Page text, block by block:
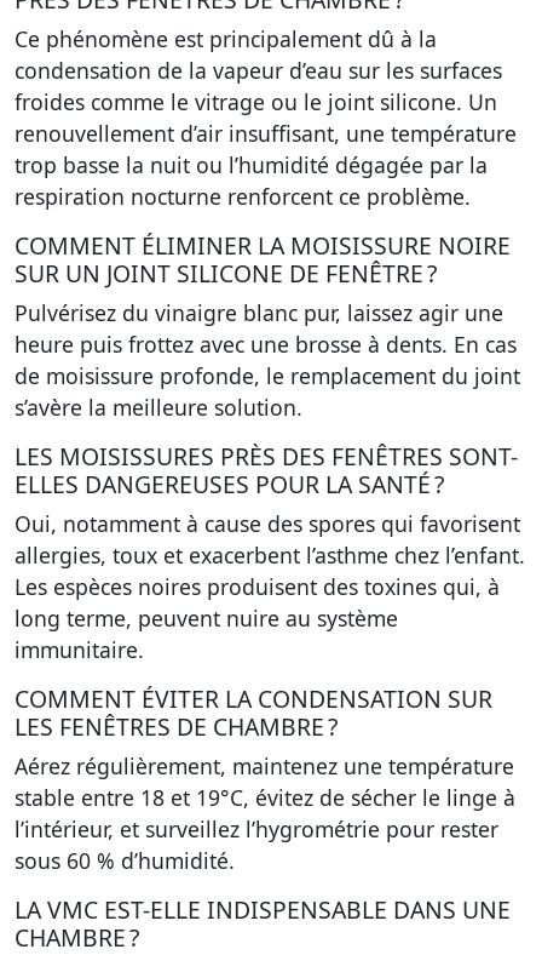
Ce phénomène est principalement dû à la
condensation de la vapeur d’eau sur les surfaces
froides comme le vitrage ou le joint silicone. Un
renouvellement d’air insuffisant, une température
trop basse la nuit ou l’humidité dégagée par la
respiration nocturne renforcent ce problème.
COMMENT ÉLIMINER LA MOISISSURE NOIRE
SUR UN JOINT SILICONE DE FENÊTRE ?
Pulvérisez du vinaigre blanc pur, laissez agir une
heure puis frottez avec une brosse à dents. En cas
de moisissure profonde, le remplacement du joint
s’avère la meilleure solution.
LES MOISISSURES PRÈS DES FENÊTRES SONT-
ELLES DANGEREUSES POUR LA SANTÉ ?
Oui, notamment à cause des spores qui favorisent
allergies, toux et exacerbent l’asthme chez l’enfant.
Les espèces noires produisent des toxines qui, à
long terme, peuvent nuire au système
immunitaire.
COMMENT ÉVITER LA CONDENSATION SUR
LES FENÊTRES DE CHAMBRE ?
Aérez régulièrement, maintenez une température
stable entre 18 et 19°C, évitez de sécher le linge à
l’intérieur, et surveillez l’hygrométrie pour rester
sous 60 % d’humidité.
LA VMC EST-ELLE INDISPENSABLE DANS UNE
CHAMBRE ?